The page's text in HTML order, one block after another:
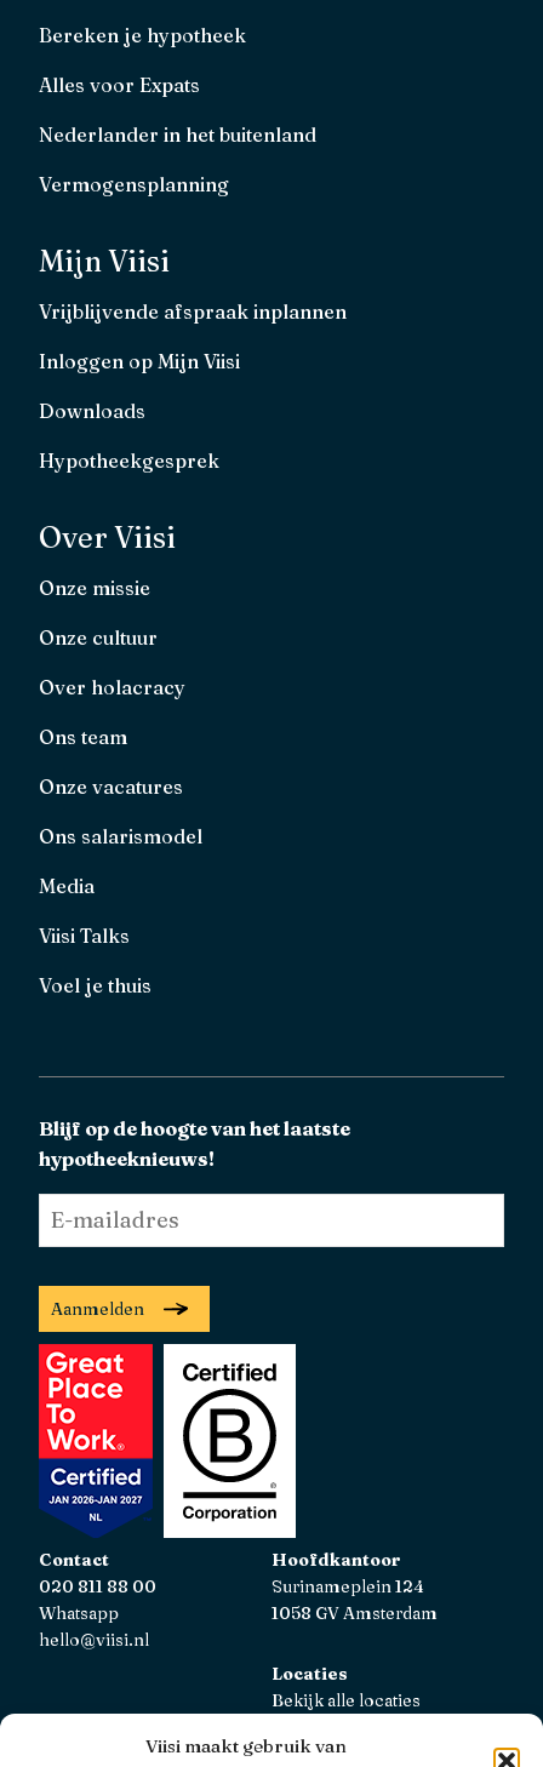
Viisi maakt gebruik van
Bereken je hypotheek
Alles voor Expats
Nederlander in het buitenland
Vermogensplanning
Mijn Viisi
Vrijblijvende afspraak inplannen
Inloggen op Mijn Viisi
Downloads
Hypotheekgesprek
Over Viisi
Onze missie
Onze cultuur
Over holacracy
Ons team
Onze vacatures
Ons salarismodel
Media
Viisi Talks
Voel je thuis
Blijf op de hoogte van het laatste
hypotheeknieuws!
E-
mailadres *
Aanmelden
Contact
020 811 88 00
Whatsapp
hello@viisi.nl
Hoofdkantoor
Surinameplein 124
1058 GV Amsterdam
Locaties
Bekijk alle locaties